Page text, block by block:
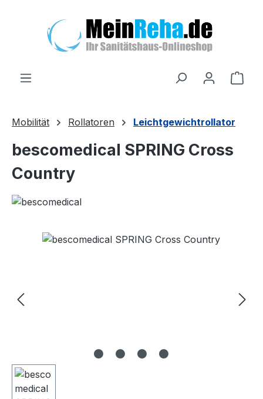
Mobilität Rollatoren Leichtgewichtrollator
bescomedical SPRING Cross
Country
Bildergalerie überspringen